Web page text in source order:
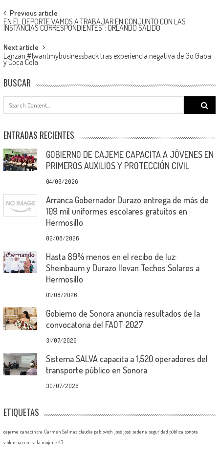
Post
navigation
Previous article
EN EL DEPORTE VAMOS A TRABAJAR EN CONJUNTO CON LAS
INSTANCIAS CORRESPONDIENTES”: ORLANDO SALIDO
Next article
Lanzan #Iwantmybusinessback tras experiencia negativa de Go Gaba
y Coca Cola
BUSCAR
Search
ENTRADAS RECIENTES
GOBIERNO DE CAJEME CAPACITA A JÓVENES EN
PRIMEROS AUXILIOS Y PROTECCIÓN CIVIL
04/08/2026
Arranca Gobernador Durazo entrega de más de
109 mil uniformes escolares gratuitos en
Hermosillo
02/08/2026
Hasta 89% menos en el recibo de luz:
Sheinbaum y Durazo llevan Techos Solares a
Hermosillo
01/08/2026
Gobierno de Sonora anuncia resultados de la
convocatoria del FAOT 2027
31/07/2026
Sistema SALVA capacita a 1,520 operadores del
transporte público en Sonora
30/07/2026
ETIQUETAS
cajeme canacintra Carmen Salinas claudia pablovich josé josé sedena seguridad pública sonora
violencia contra la mujer z 43